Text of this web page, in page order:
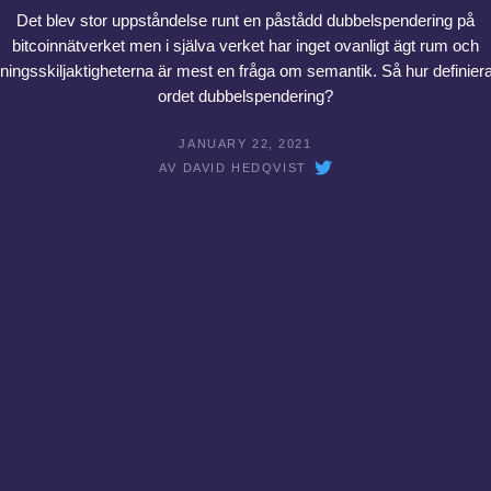
Det blev stor uppståndelse runt en påstådd dubbelspendering på
bitcoinnätverket men i själva verket har inget ovanligt ägt rum och
är mest en fråga om semantik. Så hur
ordet dubbelspendering?
JANUARY 22, 2021
AV
DAVID HEDQVIST